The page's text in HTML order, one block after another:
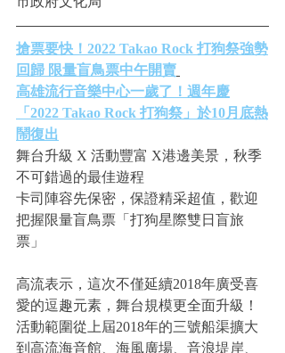
搶票要快！2022 Takao Rock 打狗祭強勢
回歸 限量盲鳥票中午開賣
高雄流行音樂中心一歲了！週年慶
「2022 Takao Rock 打狗祭」於10月底熱
鬧復出
舞台升級 X 活動豐富 X港邊美景，秋季
不可錯過的最佳遊程
卡司陣容先保密，保證精采超值，歡迎
把握限量盲鳥票「打狗星際雙日盲旅
票」
高流表示，這次不僅延續2018年廣受喜
愛的逗趣元素，舞台規模更全面升級！
活動範圍從上屆2018年的三號船渠擴大
到高流海音館、海風廣場、音浪堤岸、